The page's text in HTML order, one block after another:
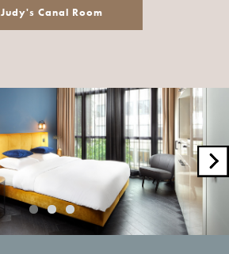
Judy's Canal Room